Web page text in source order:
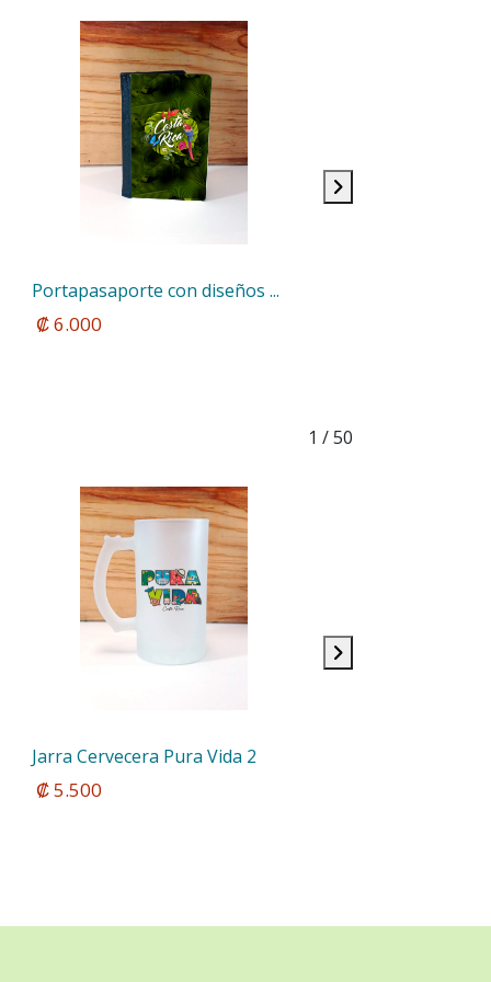
Portapasaporte con diseños ...
₡ 6.000
1 / 50
Jarra Cervecera Pura Vida 2
₡ 5.500